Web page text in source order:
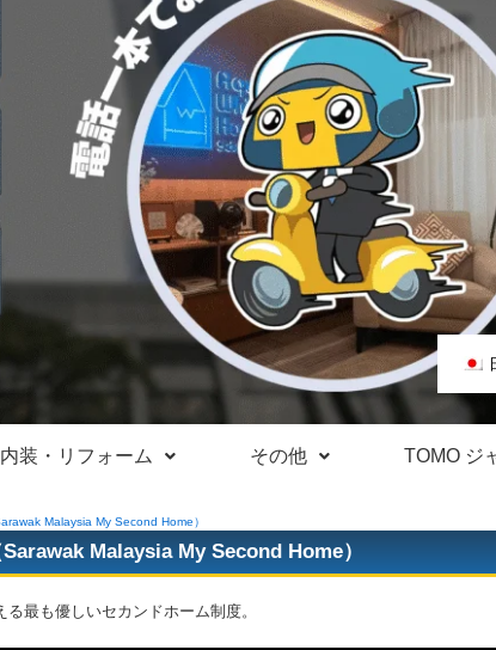
内装・リフォーム その他 TOMO ジ
Malaysia My Second Home）
Malaysia My Second Home）
最も優しいセカンドホーム制度。